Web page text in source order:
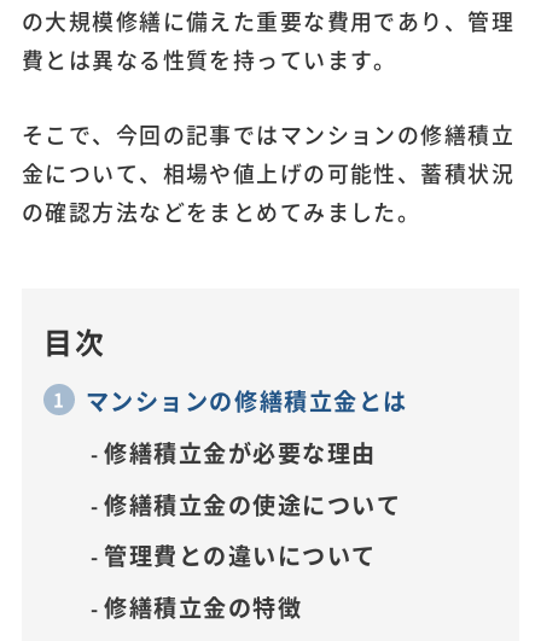
の大規模修繕に備えた重要な費用であり、管理
費とは異なる性質を持っています。
そこで、今回の記事ではマンションの修繕積立
金について、相場や値上げの可能性、蓄積状況
の確認方法などをまとめてみました。
目次
マンションの修繕積立金とは
修繕積立金が必要な理由
修繕積立金の使途について
管理費との違いについて
修繕積立金の特徴